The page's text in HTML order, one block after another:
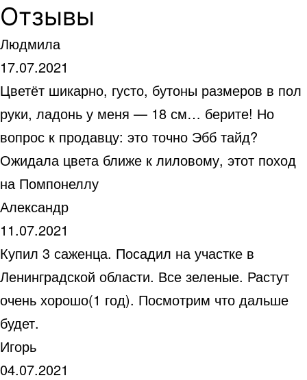
Отзывы
Людмила
17.07.2021
Цветёт шикарно, густо, бутоны размеров в пол
руки, ладонь у меня — 18 см… берите! Но
вопрос к продавцу: это точно Эбб тайд?
Ожидала цвета ближе к лиловому, этот поход
на Помпонеллу
Александр
11.07.2021
Купил 3 саженца. Посадил на участке в
Ленинградской области. Все зеленые. Растут
очень хорошо(1 год). Посмотрим что дальше
будет.
Игорь
04.07.2021